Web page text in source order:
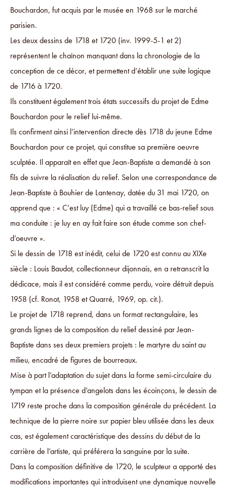
Bouchardon, fut acquis par le musée en 1968 sur le marché
parisien.
Les deux dessins de 1718 et 1720 (inv. 1999-5-1 et 2)
représentent le chaînon manquant dans la chronologie de la
conception de ce décor, et permettent d’établir une suite logique
de 1716 à 1720.
Ils constituent également trois états successifs du projet de Edme
Bouchardon pour le relief lui-même.
Ils confirment ainsi l’intervention directe dès 1718 du jeune Edme
Bouchardon pour ce projet, qui constitue sa première oeuvre
sculptée. Il apparaît en effet que Jean-Baptiste a demandé à son
fils de suivre la réalisation du relief. Selon une correspondance de
Jean-Baptiste à Bouhier de Lantenay, datée du 31 mai 1720, on
apprend que : « C’est luy (Edme) qui a travaillé ce bas-relief sous
ma conduite : je luy en ay fait faire son étude comme son chef-
d’oeuvre ».
Si le dessin de 1718 est inédit, celui de 1720 est connu au XIXe
siècle : Louis Baudot, collectionneur dijonnais, en a retranscrit la
dédicace, mais il est considéré comme perdu, voire détruit depuis
1958 (cf. Ronot, 1958 et Quarré, 1969, op. cit.).
Le projet de 1718 reprend, dans un format rectangulaire, les
grands lignes de la composition du relief dessiné par Jean-
Baptiste dans ses deux premiers projets : le martyre du saint au
milieu, encadré de figures de bourreaux.
Mise à part l’adaptation du sujet dans la forme semi-circulaire du
tympan et la présence d’angelots dans les écoinçons, le dessin de
1719 reste proche dans la composition générale du précédent. La
technique de la pierre noire sur papier bleu utilisée dans les deux
cas, est également caractéristique des dessins du début de la
carrière de l’artiste, qui préférera la sanguine par la suite.
Dans la composition définitive de 1720, le sculpteur a apporté des
modifications importantes qui introduisent une dynamique nouvelle